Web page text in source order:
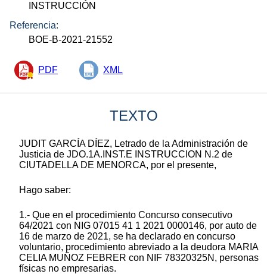
INSTRUCCIÓN
Referencia:
BOE-B-2021-21552
PDF XML
TEXTO
JUDIT GARCÍA DÍEZ, Letrado de la Administración de
Justicia de JDO.1A.INST.E INSTRUCCION N.2 de
CIUTADELLA DE MENORCA, por el presente,
Hago saber:
1.- Que en el procedimiento Concurso consecutivo
64/2021 con NIG 07015 41 1 2021 0000146, por auto de
16 de marzo de 2021, se ha declarado en concurso
voluntario, procedimiento abreviado a la deudora MARIA
CELIA MUÑOZ FEBRER con NIF 78320325N, personas
físicas no empresarias.